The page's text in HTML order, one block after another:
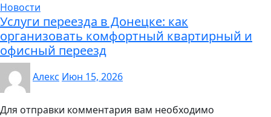
Новости
Услуги переезда в Донецке: как
организовать комфортный квартирный и
офисный переезд
Алекс Июн 15, 2026
Для отправки комментария вам необходимо